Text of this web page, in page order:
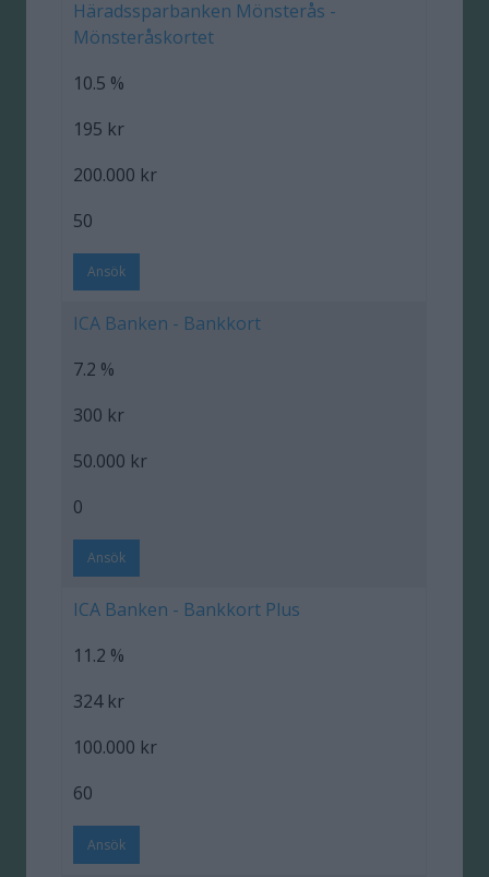
Häradssparbanken Mönsterås -
Mönsteråskortet
10.5 %
195 kr
200.000 kr
50
Ansök
ICA Banken - Bankkort
7.2 %
300 kr
50.000 kr
0
Ansök
ICA Banken - Bankkort Plus
11.2 %
324 kr
100.000 kr
60
Ansök